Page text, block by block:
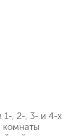
1-, 2-, 3- и 4-х